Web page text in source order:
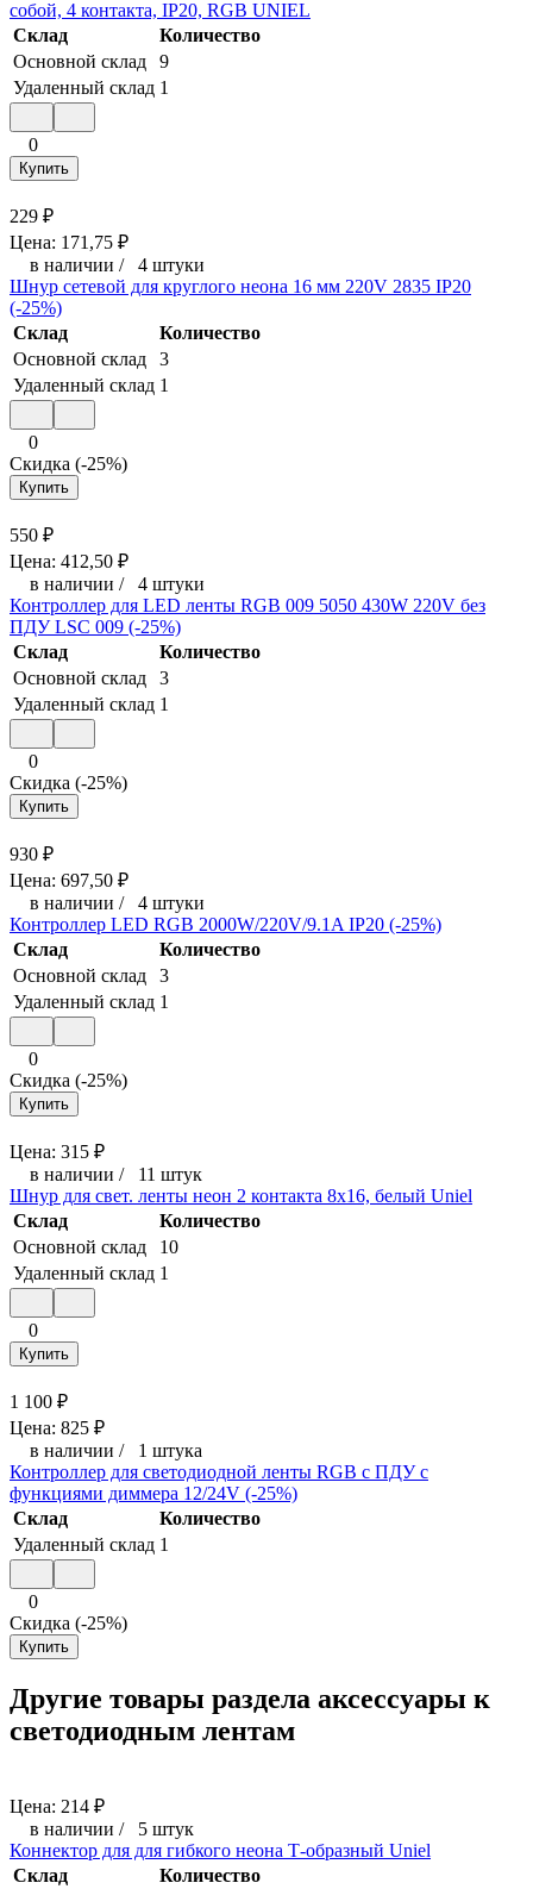
собой, 4 контакта, IP20, RGB UNIEL
Склад
Количество
Основной склад
9
Удаленный склад 1
0
Купить
229 ₽
Цена: 171,75 ₽
в наличии / 4 штуки
Шнур сетевой для круглого неона 16 мм 220V 2835 IP20
(-25%)
Склад
Количество
Основной склад
3
Удаленный склад 1
0
Скидка (-25%)
Купить
550 ₽
Цена: 412,50 ₽
в наличии / 4 штуки
Контроллер для LED ленты RGB 009 5050 430W 220V без
ПДУ LSC 009 (-25%)
Склад
Количество
Основной склад
3
Удаленный склад 1
0
Скидка (-25%)
Купить
930 ₽
Цена: 697,50 ₽
в наличии / 4 штуки
Контроллер LED RGB 2000W/220V/9.1A IP20 (-25%)
Склад
Количество
Основной склад
3
Удаленный склад 1
0
Скидка (-25%)
Купить
Цена: 315 ₽
в наличии / 11 штук
Шнур для свет. ленты неон 2 контакта 8х16, белый Uniel
Склад
Количество
Основной склад
10
Удаленный склад 1
0
Купить
1 100 ₽
Цена: 825 ₽
в наличии / 1 штука
Контроллер для светодиодной ленты RGB с ПДУ с
функциями диммера 12/24V (-25%)
Склад
Количество
Удаленный склад 1
0
Скидка (-25%)
Купить
Другие товары раздела аксессуары к
светодиодным лентам
Цена: 214 ₽
в наличии / 5 штук
Коннектор для для гибкого неона Т-образный Uniel
Склад
Количество